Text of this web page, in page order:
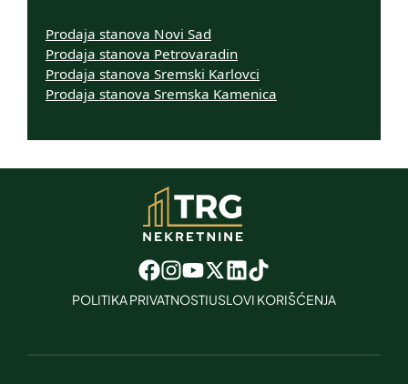
Prodaja stanova Novi Sad
Prodaja stanova Petrovaradin
Prodaja stanova Sremski Karlovci
Prodaja stanova Sremska Kamenica
POLITIKA PRIVATNOSTIUSLOVI KORIŠĆENJA